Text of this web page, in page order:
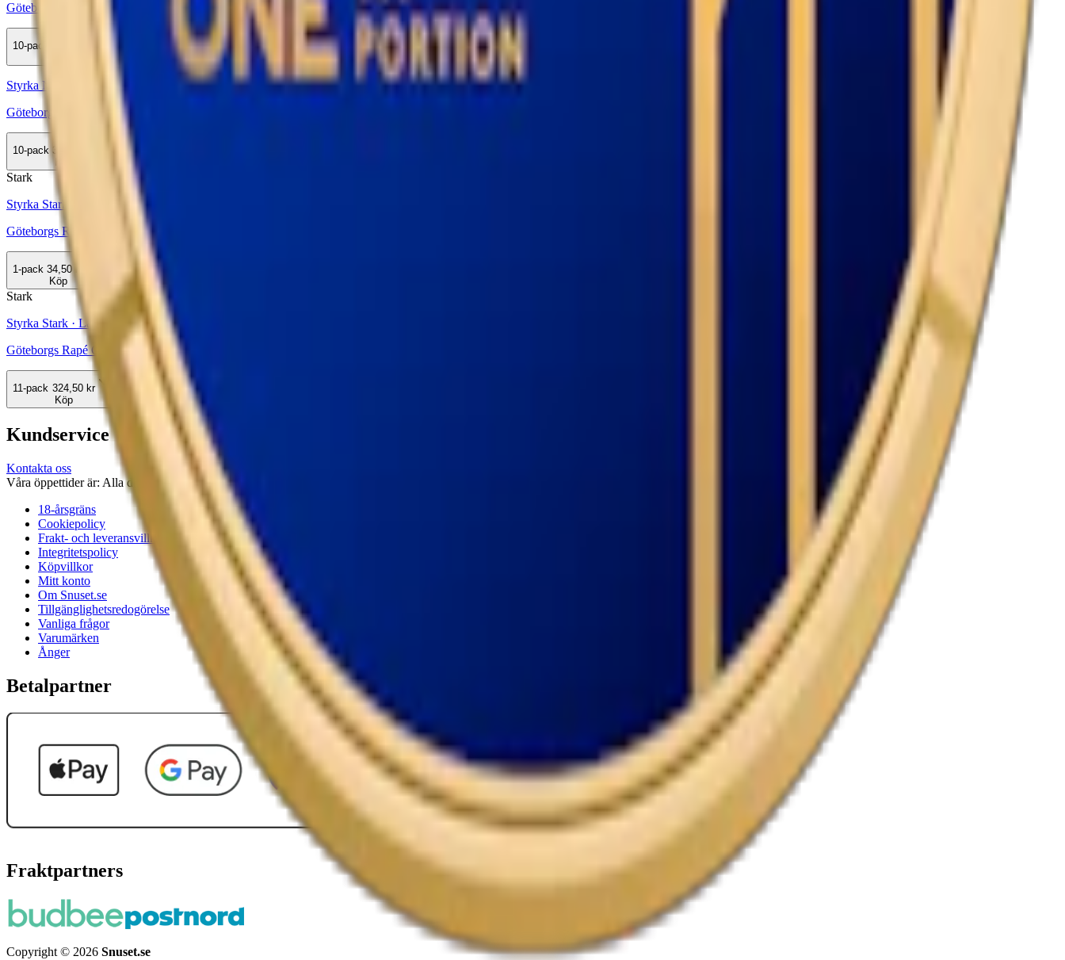
Göteborgs Rapé Lingon White Portion
10-pack
Styrka Normal · Large
Göteborgs Rapé White Portion
10-pack 329,90 kr
Stark
Styrka Stark · Large
Göteborgs Rapé Vilda Bär One
1-pack 34,50 kr
Köp
Stark
Styrka Stark · Large
Göteborgs Rapé One Vit Portion
11-pack 324,50 kr
Köp
Kundservice
Kontakta oss
Våra öppettider är: Alla dagar 08:00 - 18:00 Vi svarar vanligtvis inom 24 timmar på vardagar.
18-årsgräns
Cookiepolicy
Frakt- och leveransvillkor
Integritetspolicy
Köpvillkor
Mitt konto
Om Snuset.se
Tillgänglighetsredogörelse
Vanliga frågor
Varumärken
Ånger
Betalpartner
Fraktpartners
Copyright © 2026 Snuset.se